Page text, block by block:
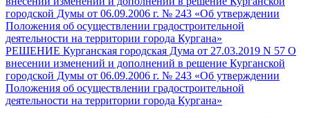
городской Думы от 06.09.2006 г. № 243 «Об утверждении
Положения об осуществлении градостроительной
деятельности на территории города Кургана»
РЕШЕНИЕ Курганская городская Дума от 27.03.2019 N 57 О
внесении изменений и дополнений в решение Курганской
городской Думы от 06.09.2006 г. № 243 «Об утверждении
Положения об осуществлении градостроительной
деятельности на территории города Кургана»